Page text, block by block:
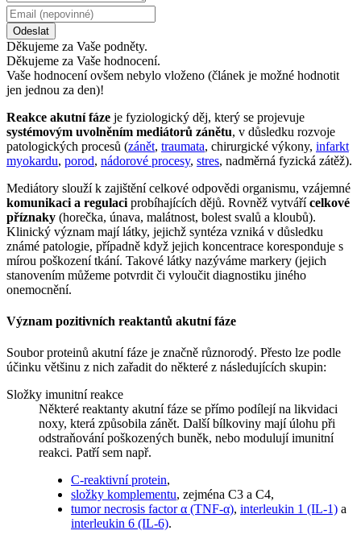
Odeslat
Děkujeme za Vaše podněty.
Děkujeme za Vaše hodnocení.
Vaše hodnocení ovšem nebylo vloženo (článek je možné hodnotit
jen jednou za den)!
Reakce akutní fáze je fyziologický děj, který se projevuje
systémovým uvolněním mediátorů zánětu, v důsledku rozvoje
patologických procesů (zánět, traumata, chirurgické výkony, infarkt
myokardu, porod, nádorové procesy, stres, nadměrná fyzická zátěž).
Mediátory slouží k zajištění celkové odpovědi organismu, vzájemné
komunikaci a regulaci probíhajících dějů. Rovněž vytvářícelkové
příznaky (horečka, únava, malátnost, bolest svalů a kloubů).
Klinický význam mají látky, jejichž syntéza vzniká v důsledku
známé patologie, případně když jejich koncentrace koresponduje s
mírou poškození tkání. Takové látky nazýváme markery (jejich
stanovením můžeme potvrdit či vyloučit diagnostiku jiného
onemocnění.
Význam pozitivních reaktantů akutní fáze
Soubor proteinů akutní fáze je značně různorodý. Přesto lze podle
účinku většinu z nich zařadit do některé z následujících skupin:
Složky imunitní reakce
Některé reaktanty akutní fáze se přímo podílejí na likvidaci
noxy, která způsobila zánět. Další bílkoviny mají úlohu při
odstraňování poškozených buněk, nebo modulují imunitní
reakci. Patří sem např.
C-reaktivní protein,
složky komplementu, zejména C3 a C4,
tumor necrosis factor α (TNF-α), interleukin 1 (IL-1) a
interleukin 6 (IL-6).